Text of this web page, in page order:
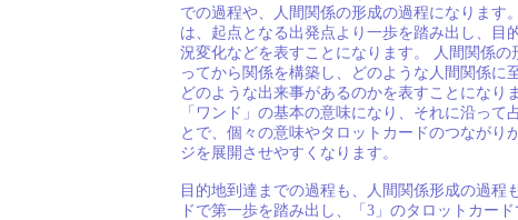
での過程や、人間関係の形成の過程になります
は、起点となる出発点より一歩を踏み出し、目
況変化などを表すことになります。 人間関係
ってから関係を構築し、どのような人間関係に
どのような出来事があるのかを表すことになり
「ワンド」の基本の意味になり、それに沿って
とで、個々の意味やタロットカードのつながり
ジを展開させやすくなります。
目的地到達までの過程も、人間関係形成の過程
ドで第一歩を踏み出し、「3」のタロットカー